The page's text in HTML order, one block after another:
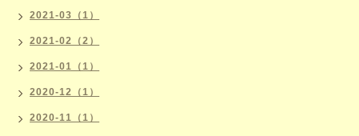
2021-03（1）
2021-02（2）
2021-01（1）
2020-12（1）
2020-11（1）